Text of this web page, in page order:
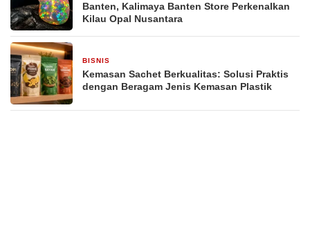
Banten, Kalimaya Banten Store Perkenalkan
Kilau Opal Nusantara
BISNIS
Kemasan Sachet Berkualitas: Solusi Praktis
dengan Beragam Jenis Kemasan Plastik